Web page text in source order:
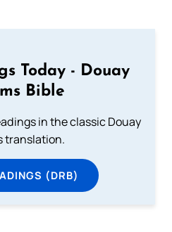
Today - Douay
Bible
in the classic Douay
translation.
(DRB)